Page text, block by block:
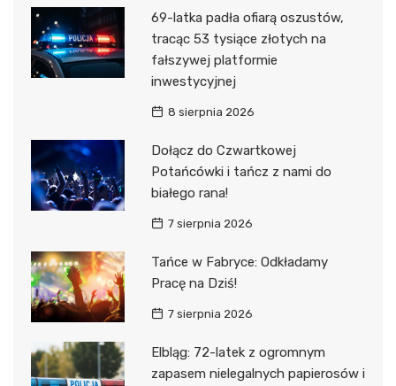
69-latka padła ofiarą oszustów,
tracąc 53 tysiące złotych na
fałszywej platformie
inwestycyjnej
8 sierpnia 2026
Dołącz do Czwartkowej
Potańcówki i tańcz z nami do
białego rana!
7 sierpnia 2026
Tańce w Fabryce: Odkładamy
Pracę na Dziś!
7 sierpnia 2026
Elbląg: 72-latek z ogromnym
zapasem nielegalnych papierosów i